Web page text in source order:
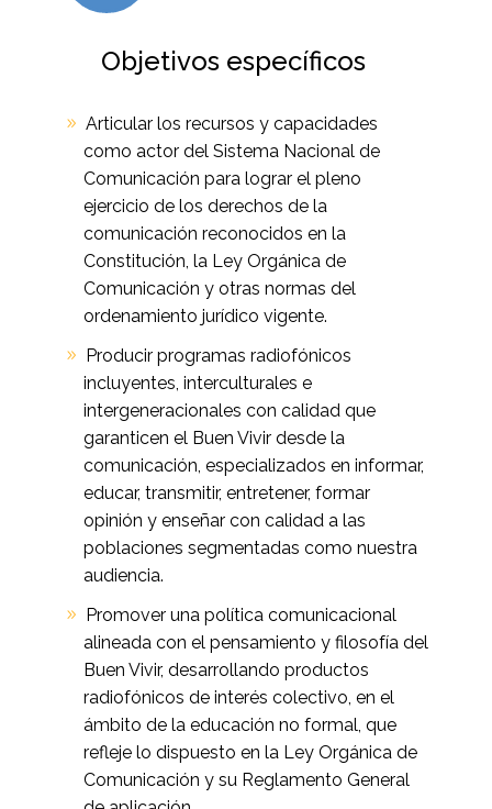
Objetivos específicos
Articular los recursos y capacidades
como actor del Sistema Nacional de
Comunicación para lograr el pleno
ejercicio de los derechos de la
comunicación reconocidos en la
Constitución, la Ley Orgánica de
Comunicación y otras normas del
ordenamiento jurídico vigente.
Producir programas radiofónicos
incluyentes, interculturales e
intergeneracionales con calidad que
garanticen el Buen Vivir desde la
comunicación, especializados en informar,
educar, transmitir, entretener, formar
opinión y enseñar con calidad a las
poblaciones segmentadas como nuestra
audiencia.
Promover una política comunicacional
alineada con el pensamiento y filosofía del
Buen Vivir, desarrollando productos
radiofónicos de interés colectivo, en el
ámbito de la educación no formal, que
refleje lo dispuesto en la Ley Orgánica de
Comunicación y su Reglamento General